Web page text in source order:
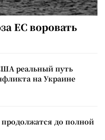
ЕС воровать
реальный путь
на Украине
до полной